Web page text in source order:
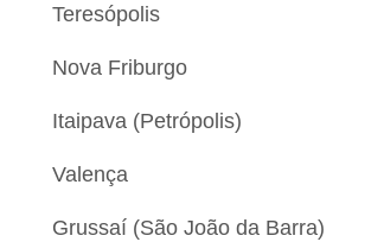
Teresópolis
Nova Friburgo
Itaipava (Petrópolis)
Valença
Grussaí (São João da Barra)